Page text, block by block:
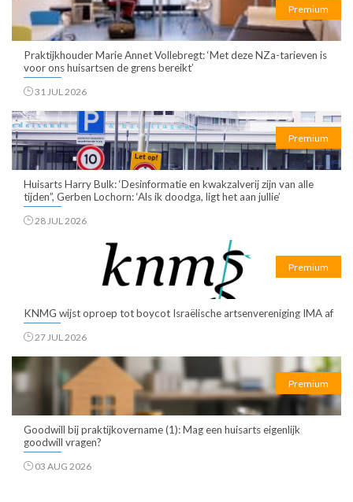
Premium
Praktijkhouder Marie Annet Vollebregt: ‘Met deze NZa-tarieven is
voor ons huisartsen de grens bereikt’
31 JUL 2026
Premium
Huisarts Harry Bulk: ‘Desinformatie en kwakzalverij zijn van alle
tijden”, Gerben Lochorn: ‘Als ik doodga, ligt het aan jullie’
28 JUL 2026
Premium
KNMG wijst oproep tot boycot Israëlische artsenvereniging IMA af
27 JUL 2026
Premium
Goodwill bij praktijkovername (1): Mag een huisarts eigenlijk
goodwill vragen?
03 AUG 2026